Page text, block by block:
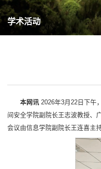
学术活动
本网讯 2026年3月22日下午
间安全学院副院长王志波教授、
会议由信息学院副院长王连喜主持